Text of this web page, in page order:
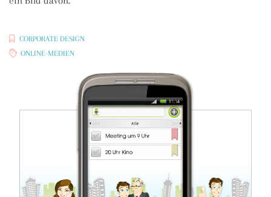
CORPORATE DESIGN
ONLINE-MEDIEN